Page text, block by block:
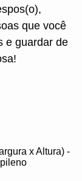
que você
e guardar de
x Altura) -